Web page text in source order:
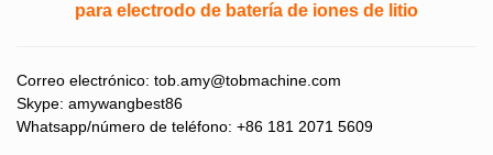
para electrodo de batería de iones de litio
Correo electrónico: tob.amy@tobmachine.com
Skype: amywangbest86
Whatsapp/número de teléfono: +86 181 2071 5609